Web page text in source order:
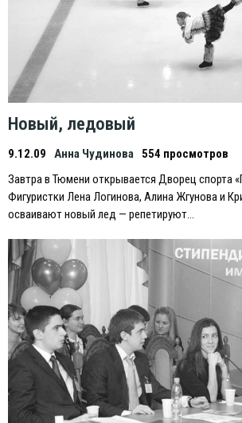
Новый, ледовый
9.12.09 Анна Чудинова 554 просмотров
Завтра в Тюмени открывается Дворец спорта
Фигуристки Лена Логинова, Алина Жгунова и
осваивают новый лед — репетируют…